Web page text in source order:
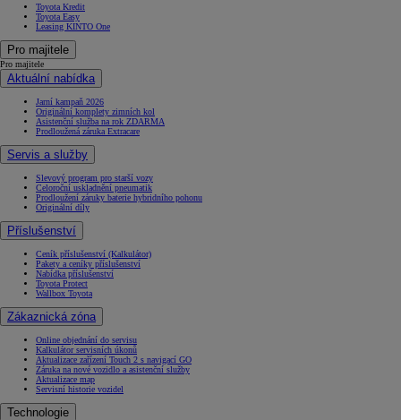
Toyota Kredit
Toyota Easy
Leasing KINTO One
Pro majitele
Pro majitele
Aktuální nabídka
Jarní kampaň 2026
Originální komplety zimních kol
Asistenční služba na rok ZDARMA
Prodloužená záruka Extracare
Servis a služby
Slevový program pro starší vozy
Celoroční uskladnění pneumatik
Prodloužení záruky baterie hybridního pohonu
Originální díly
Příslušenství
Ceník příslušenství (Kalkulátor)
Pakety a ceníky příslušenství
Nabídka příslušenství
Toyota Protect
Wallbox Toyota
Zákaznická zóna
Online objednání do servisu
Kalkulátor servisních úkonů
Aktualizace zařízení Touch 2 s navigací GO
Záruka na nové vozidlo a asistenční služby
Aktualizace map
Servisní historie vozidel
Technologie